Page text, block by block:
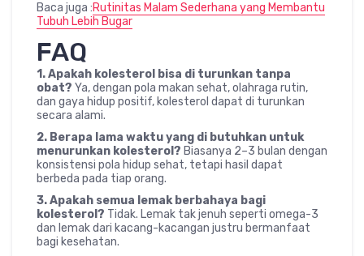
Baca juga :Rutinitas Malam Sederhana yang Membantu
Tubuh Lebih Bugar
FAQ
1. Apakah kolesterol bisa di turunkan tanpa
obat? Ya, dengan pola makan sehat, olahraga rutin,
dan gaya hidup positif, kolesterol dapat di turunkan
secara alami.
2. Berapa lama waktu yang di butuhkan untuk
menurunkan kolesterol? Biasanya 2–3 bulan dengan
konsistensi pola hidup sehat, tetapi hasil dapat
berbeda pada tiap orang.
3. Apakah semua lemak berbahaya bagi
kolesterol? Tidak. Lemak tak jenuh seperti omega-3
dan lemak dari kacang-kacangan justru bermanfaat
bagi kesehatan.